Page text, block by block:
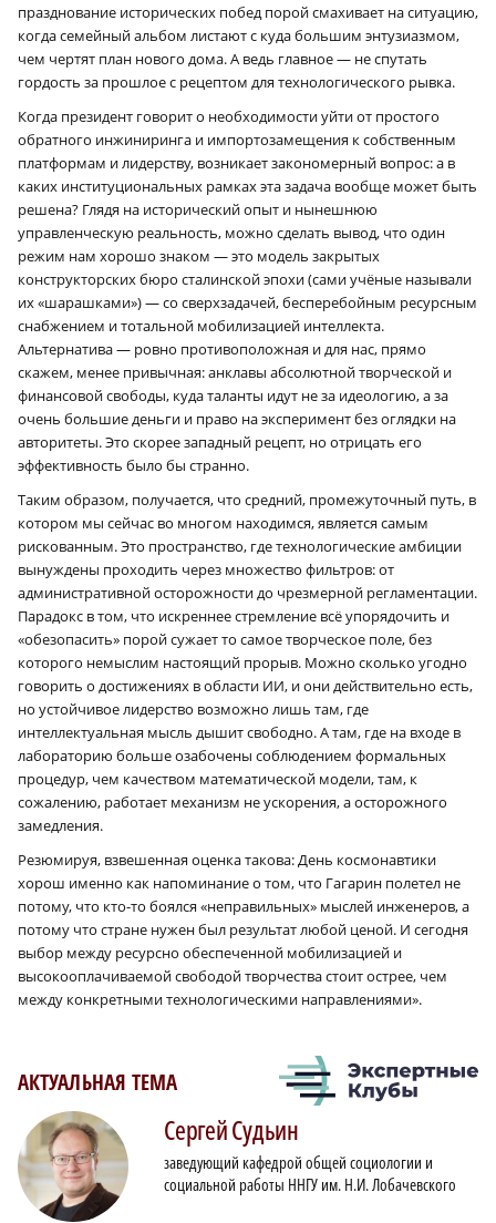
празднование исторических побед порой смахивает на ситуацию,
когда семейный альбом листают с куда большим энтузиазмом,
чем чертят план нового дома. А ведь главное — не спутать
гордость за прошлое с рецептом для технологического рывка.
Когда президент говорит о необходимости уйти от простого
обратного инжиниринга и импортозамещения к собственным
платформам и лидерству, возникает закономерный вопрос: а в
каких институциональных рамках эта задача вообще может быть
решена? Глядя на исторический опыт и нынешнюю
управленческую реальность, можно сделать вывод, что один
режим нам хорошо знаком — это модель закрытых
конструкторских бюро сталинской эпохи (сами учёные называли
их «шарашками») — со сверхзадачей, бесперебойным ресурсным
снабжением и тотальной мобилизацией интеллекта.
Альтернатива — ровно противоположная и для нас, прямо
скажем, менее привычная: анклавы абсолютной творческой и
финансовой свободы, куда таланты идут не за идеологию, а за
очень большие деньги и право на эксперимент без оглядки на
авторитеты. Это скорее западный рецепт, но отрицать его
эффективность было бы странно.
Таким образом, получается, что средний, промежуточный путь, в
котором мы сейчас во многом находимся, является самым
рискованным. Это пространство, где технологические амбиции
вынуждены проходить через множество фильтров: от
административной осторожности до чрезмерной регламентации.
Парадокс в том, что искреннее стремление всё упорядочить и
«обезопасить» порой сужает то самое творческое поле, без
которого немыслим настоящий прорыв. Можно сколько угодно
говорить о достижениях в области ИИ, и они действительно есть,
но устойчивое лидерство возможно лишь там, где
интеллектуальная мысль дышит свободно. А там, где на входе в
лабораторию больше озабочены соблюдением формальных
процедур, чем качеством математической модели, там, к
сожалению, работает механизм не ускорения, а осторожного
замедления.
Резюмируя, взвешенная оценка такова: День космонавтики
хорош именно как напоминание о том, что Гагарин полетел не
потому, что кто-то боялся «неправильных» мыслей инженеров, а
потому что стране нужен был результат любой ценой. И сегодня
выбор между ресурсно обеспеченной мобилизацией и
высокооплачиваемой свободой творчества стоит острее, чем
между конкретными технологическими направлениями».
АКТУАЛЬНАЯ ТЕМА
СергейСудьин
заведующий кафедрой общей социологии и
социальной работы ННГУ им. Н.И. Лобачевского